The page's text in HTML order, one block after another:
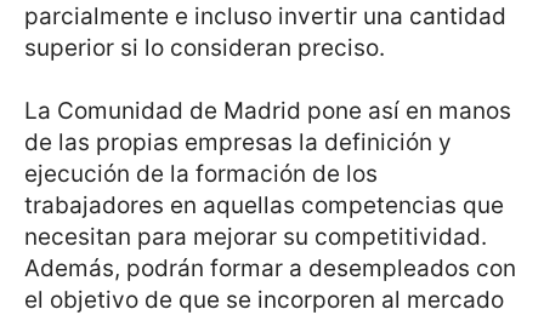
parcialmente e incluso invertir una cantidad
superior si lo consideran preciso.
La Comunidad de Madrid pone así en manos
de las propias empresas la definición y
ejecución de la formación de los
trabajadores en aquellas competencias que
necesitan para mejorar su competitividad.
Además, podrán formar a desempleados con
el objetivo de que se incorporen al mercado